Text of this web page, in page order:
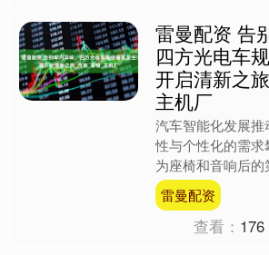
雷曼配资 告
四方光电车
开启清新之
主机厂
汽车智能化发展
性与个性化的需
为座椅和音响后
在中高端车型的渗
向下沉市场渗透，
雷曼配资
查看： 176